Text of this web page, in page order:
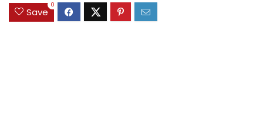
Save
0